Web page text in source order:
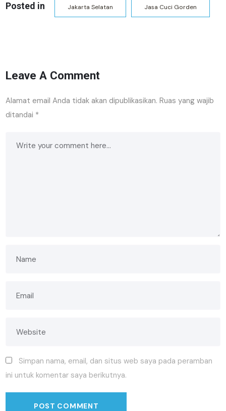
Posted in Jakarta Selatan Jasa Cuci Gorden
Leave A Comment
Alamat email Anda tidak akan dipublikasikan. Ruas yang wajib
ditandai *
Simpan nama, email, dan situs web saya pada peramban
ini untuk komentar saya berikutnya.